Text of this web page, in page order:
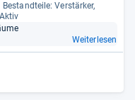
Bestand­teile: Ver­stär­ker,
Weiterlesen